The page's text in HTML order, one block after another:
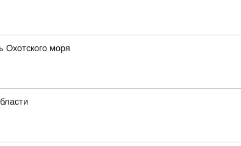
Охотского моря